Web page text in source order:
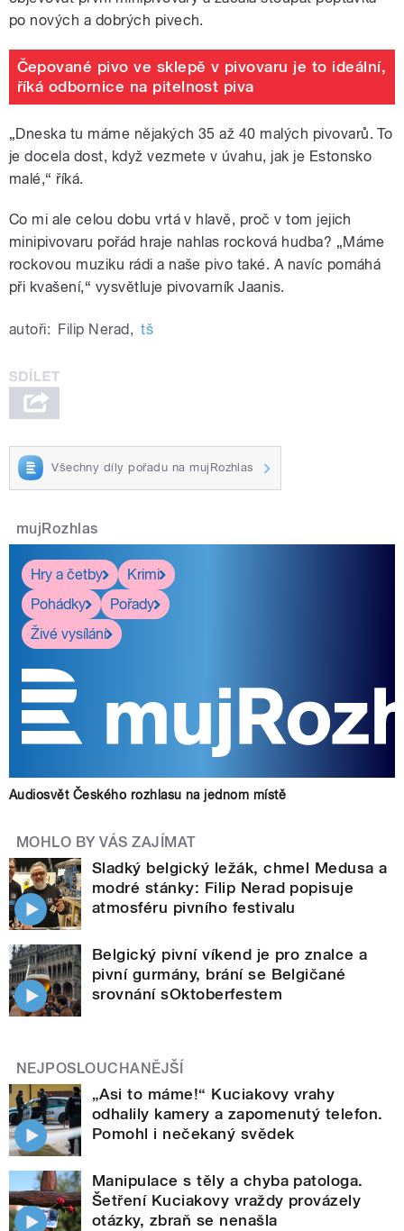
po nových a dobrých pivech.
Čepované pivo ve sklepě v pivovaru je to ideální,
říká odbornice na pitelnost piva
„Dneska tu máme nějakých 35 až 40 malých pivovarů. To
je docela dost, když vezmete v úvahu, jak je Estonsko
malé,“ říká.
Co mi ale celou dobu vrtá v hlavě, proč v tom jejich
minipivovaru pořád hraje nahlas rocková hudba? „Máme
rockovou muziku rádi a naše pivo také. A navíc pomáhá
při kvašení,“ vysvětluje pivovarník Jaanis.
autoři: Filip Nerad, tš
Všechny díly pořadu na mujRozhlas
mujRozhlas
Hry a četby
Krimi
Pohádky
Pořady
Živé vysílání
Audiosvět Českého rozhlasu na jednom místě
MOHLO BY VÁS ZAJÍMAT
Sladký belgický ležák, chmel Medusa a
modré stánky: Filip Nerad popisuje
atmosféru pivního festivalu
Belgický pivní víkend je pro znalce a
pivní gurmány, brání se Belgičané
srovnání sOktoberfestem
NEJPOSLOUCHANĚJŠÍ
„Asi to máme!“ Kuciakovy vrahy
odhalily kamery a zapomenutý telefon.
Pomohl i nečekaný svědek
Manipulace s těly a chyba patologa.
Šetření Kuciakovy vraždy provázely
otázky, zbraň se nenašla